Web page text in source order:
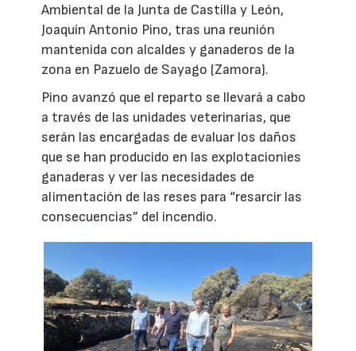
Ambiental de la Junta de Castilla y León,
Joaquín Antonio Pino, tras una reunión
mantenida con alcaldes y ganaderos de la
zona en Pazuelo de Sayago (Zamora).
Pino avanzó que el reparto se llevará a cabo
a través de las unidades veterinarias, que
serán las encargadas de evaluar los daños
que se han producido en las explotacionies
ganaderas y ver las necesidades de
alimentación de las reses para “resarcir las
consecuencias” del incendio.